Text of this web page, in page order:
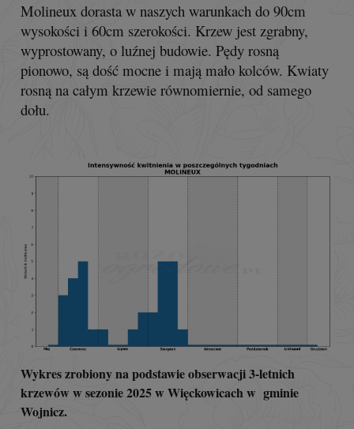
Molineux dorasta w naszych warunkach do 90cm
wysokości i 60cm szerokości. Krzew jest zgrabny,
wyprostowany, o luźnej budowie. Pędy rosną
pionowo, są dość mocne i mają mało kolców. Kwiaty
rosną na całym krzewie równomiernie, od samego
dołu.
Wykres zrobiony na podstawie obserwacji 3-letnich
krzewów w sezonie 2025 w Więckowicach w gminie
Wojnicz.